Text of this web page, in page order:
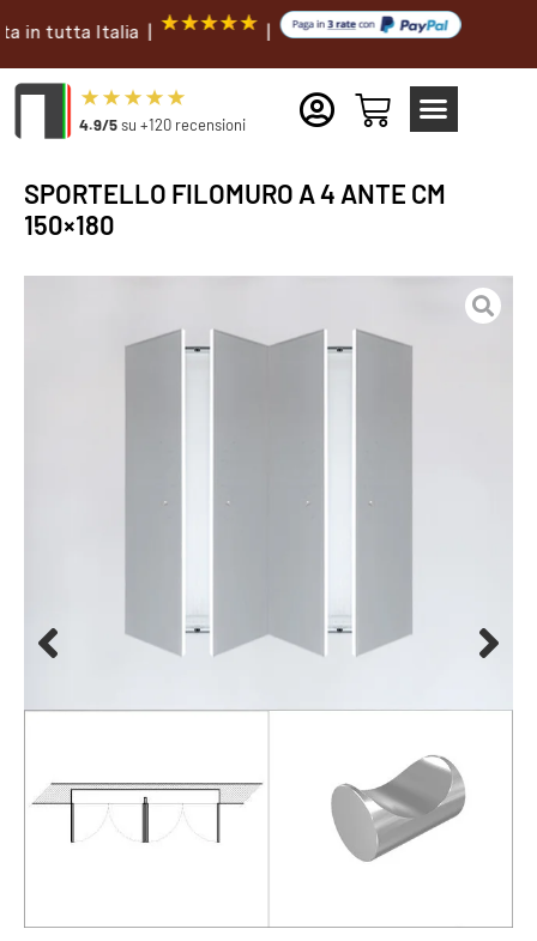
Italia | |
4.9/5su +120 recensioni
SPORTELLO FILOMURO A 4 ANTE CM
150×180